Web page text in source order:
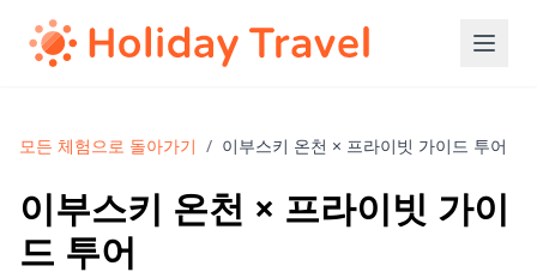
모든 체험으로 돌아가기 / 이부스키 온천 × 프라이빗 가이드 투어
이부스키 온천 × 프라이빗 가이
드 투어